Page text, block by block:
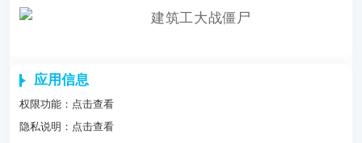
应用信息
权限功能： 点击查看
隐私说明： 点击查看